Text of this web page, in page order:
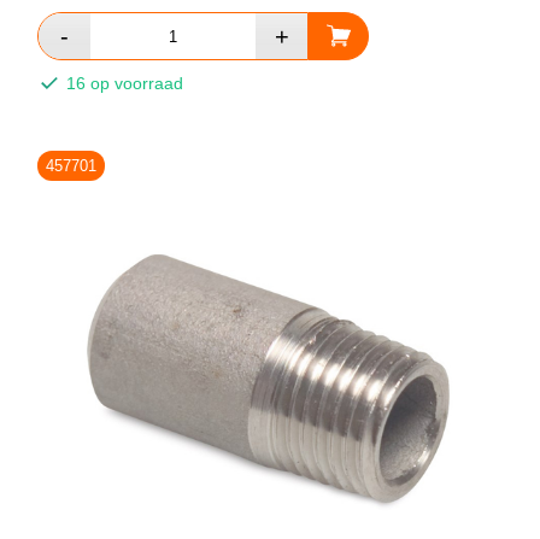
16 op voorraad
457701